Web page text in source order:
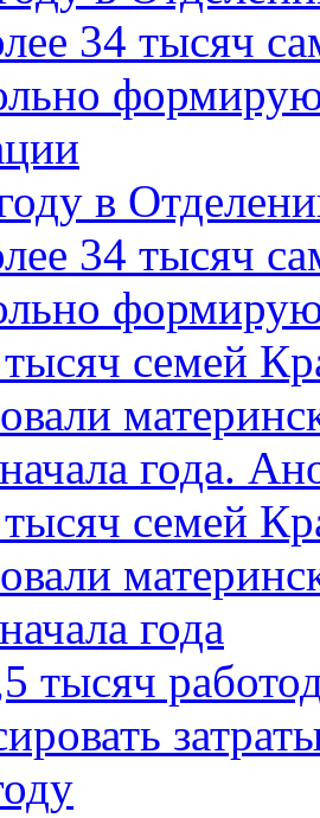
34 тысяч
в
34 тысяч
семей
года.
семей
года
тысяч